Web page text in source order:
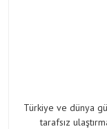
Türkiye ve dünya
tarafsız